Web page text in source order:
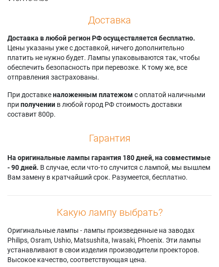
Доставка
Доставка в любой регион РФ осуществляется бесплатно.
Цены указаны уже с доставкой, ничего дополнительно
платить не нужно будет. Лампы упаковываются так, чтобы
обеспечить безопасность при перевозке. К тому же, все
отправления застрахованы.
При доставкеналоженным платежом с оплатой наличными
при получении в любой город РФ стоимость доставки
составит 800р.
Гарантия
На оригинальные лампы гарантия 180 дней, на совместимые
- 90 дней. В случае, если что-то случится с лампой, мы вышлем
Вам замену в кратчайший срок. Разумеется, бесплатно.
Какую лампу выбрать?
Оригинальные лампы - лампы произведенные на заводах
Philips, Osram, Ushio, Matsushita, Iwasaki, Phoenix. Эти лампы
устанавливают в свои изделия производители проекторов.
Высокое качество, соответствующая цена.